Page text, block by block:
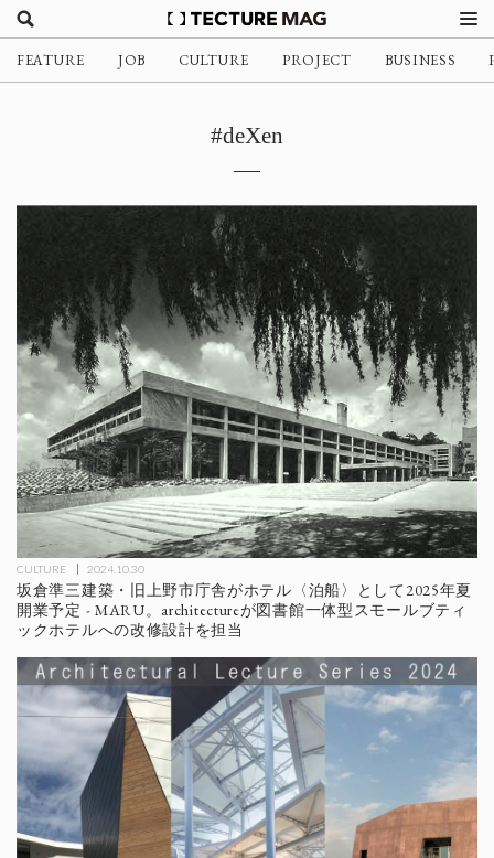
FEATURE JOB CULTURE PROJECT BUSINESS
#deXen
CULTURE 2024.10.30
坂倉準三建築・旧上野市庁舎がホテル〈泊船〉として2025年夏
開業予定 - MARU。architectureが図書館一体型スモールブティ
ックホテルへの改修設計を担当